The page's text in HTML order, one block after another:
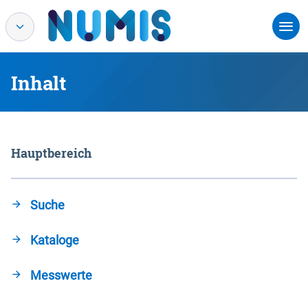
Inhalt
Hauptbereich
Suche
Kataloge
Messwerte